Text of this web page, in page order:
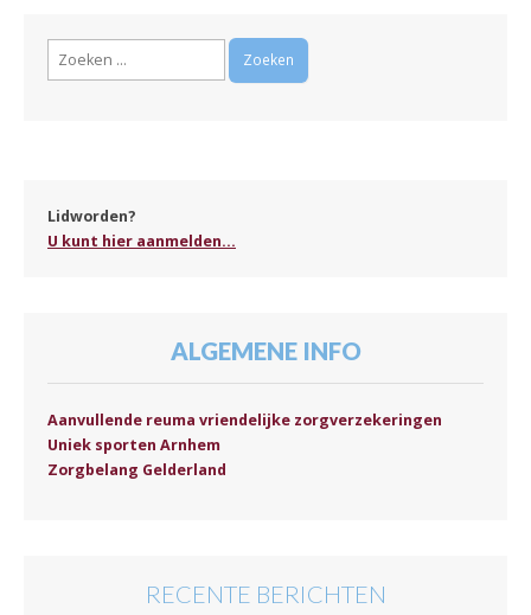
Zoeken
Lidworden?
U kunt hier aanmelden...
ALGEMENE INFO
Aanvullende reuma vriendelijke zorgverzekeringen
Uniek sporten Arnhem
Zorgbelang Gelderland
RECENTE BERICHTEN